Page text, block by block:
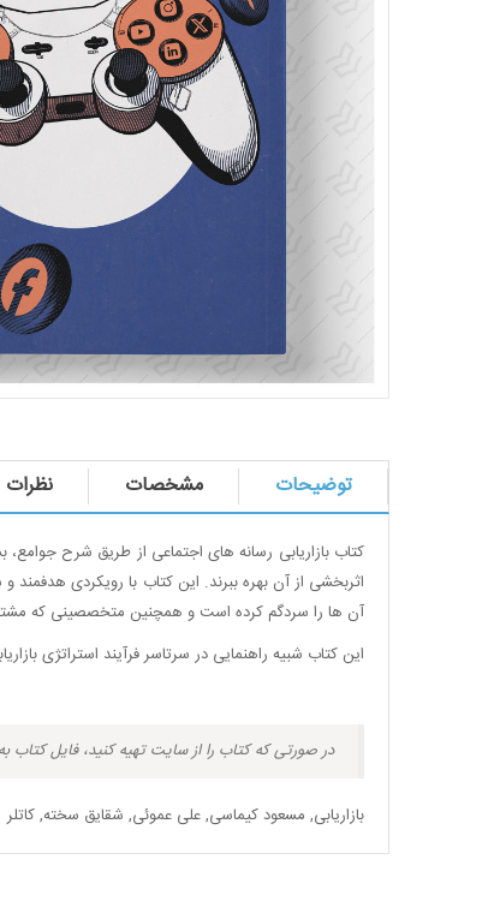
توضیحات مشخصات نظرات
کتاب بازاریابی رسانه های اجتماعی از طریق شرح جوامع،
اثربخشی از آن بهره ببرند. این کتاب با رویکردی
آن ها را سردگم کرده است و همچنین متخصصینی که مشتاق
این کتاب شبیه راهنمایی در سرتاسر فرآیند استراتژی
در صورتی که کتاب را از سایت تهیه کنید، فایل کتاب
بازاریابی, مسعود کیماسی,علی عموئی, شقایق سخته,کاتلر